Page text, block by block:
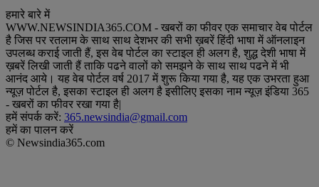
हमारे बारे में
WWW.NEWSINDIA365.COM - खबरों का फीवर एक समाचार वेब पोर्टल
है जिस पर रतलाम के साथ साथ देशभर की सभी ख़बरें हिंदी भाषा में ऑनलाइन
उपलब्ध कराई जाती हैं, इस वेब पोर्टल का स्टाइल ही अलग है, शुद्ध देशी भाषा में
ख़बरें लिखी जाती हैं ताकि पढने वालों को समझने के साथ साथ पढने में भी
आनंद आये। यह वेब पोर्टल वर्ष 2017 में शुरू किया गया है, यह एक उभरता हुआ
न्यूज़ पोर्टल है, इसका स्टाइल ही अलग है इसीलिए इसका नाम न्यूज़ इंडिया 365
- खबरों का फीवर रखा गया है|
हमें संपर्क करें: 365.newsindia@gmail.com
हमें का पालन करें
© Newsindia365.com